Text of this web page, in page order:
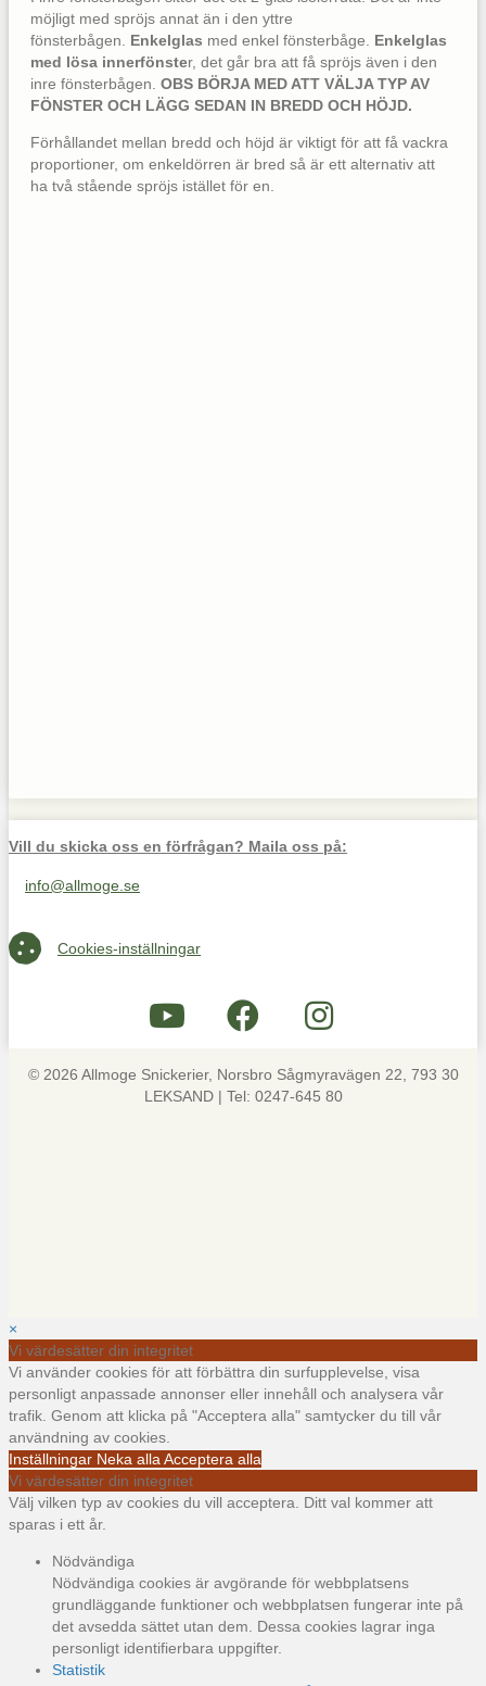
möjligt med spröjs annat än i den yttre
fönsterbågen. Enkelglas med enkel fönsterbåge.
Enkelglas
med lösa innerfönster, det går bra att få spröjs även i den
inre fönsterbågen. OBS BÖRJA MED ATT VÄLJA TYP AV
FÖNSTER OCH LÄGG SEDAN IN BREDD OCH HÖJD.
Förhållandet mellan bredd och höjd är viktigt för att få vackra
proportioner, om enkeldörren är bred så är ett alternativ att
ha två stående spröjs istället för en.
Vill du skicka oss en förfrågan? Maila oss på:
Maila oss på info@allmoge.se
info@allmoge.se
Cookies-inställningar
Cookies-inställningar
© 2026 Allmoge Snickerier, Norsbro Sågmyravägen 22, 793 30
LEKSAND | Tel: 0247-645 80
×
Vi värdesätter din integritet
Vi använder cookies för att förbättra din surfupplevelse, visa
personligt anpassade annonser eller innehåll och analysera vår
trafik. Genom att klicka på "Acceptera alla" samtycker du till vår
användning av cookies.
Inställningar Neka alla Acceptera alla
Vi värdesätter din integritet
Välj vilken typ av cookies du vill acceptera. Ditt val kommer att
sparas i ett år.
Nödvändiga
Nödvändiga cookies är avgörande för webbplatsens
grundläggande funktioner och webbplatsen fungerar inte på
det avsedda sättet utan dem. Dessa cookies lagrar inga
personligt identifierbara uppgifter.
Statistik